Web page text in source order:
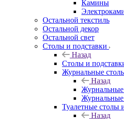
Камины
Остальной текстиль
Остальной декор
Остальной свет
Столы и подставки
Назад
Столы и
Журнальные
Назад
Журнальные
Туалетные столы
Назад